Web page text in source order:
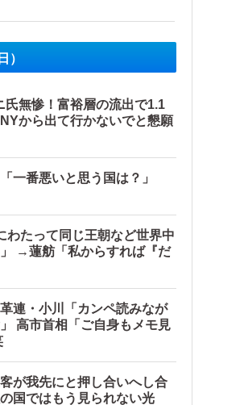
）
氏無惨！富裕層の流出で1.1
から出て行かないでと懇願
一番悪いと思う国は？」
わたって同じ王朝など世界中
→蓮舫「私からすれば『だ
革連・小川「カンペ読みなが
高市首相「ご自身もメモ見
が我先にと押し合いへし合
国ではもう見られない光